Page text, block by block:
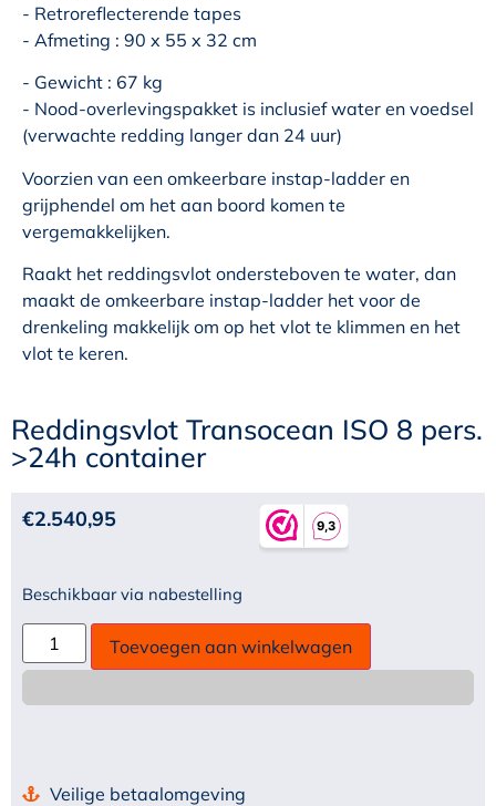
- Retroreflecterende tapes
- Afmeting : 90 x 55 x 32 cm
- Gewicht : 67 kg
- Nood-overlevingspakket is inclusief water en voedsel
(verwachte redding langer dan 24 uur)
Voorzien van een omkeerbare instap-ladder en
grijphendel om het aan boord komen te
vergemakkelijken.
Raakt het reddingsvlot ondersteboven te water, dan
maakt de omkeerbare instap-ladder het voor de
drenkeling makkelijk om op het vlot te klimmen en het
vlot te keren.
Reddingsvlot Transocean ISO 8 pers.
>24h container
€2.540,95
Beschikbaar via nabestelling
Toevoegen aan winkelwagen
Veilige betaalomgeving